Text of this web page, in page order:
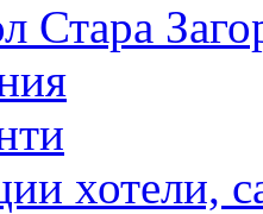
Стара
хотели,